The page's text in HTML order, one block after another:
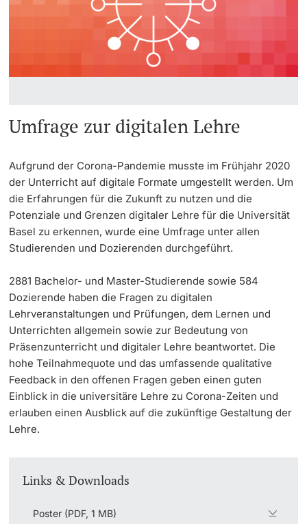
Doktorierende
weitere Informationen
Fördernde & Alumni
Dozierende
weitere Informationen
Informationstechnologie (IVIT)
Vizerektorat Forschung
Vizerektorat Lehre
Umfrage Digitales Frühjahrssemester 2020
Direktion Finanzen
Fakultäten & Departemente
Universität & Gesellschaft
Jobs & Karriere
Immobilien & Bauprojekte
Rechtserlasse
Merchandise
KI-Initiative
Notfall & Beratung
Kontakt & Anfahrt
Umfrage zur digitalen Lehre
Aufgrund der Corona-Pandemie musste im Frühjahr 2020
der Unterricht auf digitale Formate umgestellt werden. Um
die Erfahrungen für die Zukunft zu nutzen und die
Potenziale und Grenzen digitaler Lehre für die Universität
Basel zu erkennen, wurde eine Umfrage unter allen
Studierenden und Dozierenden durchgeführt.
2881 Bachelor- und Master-Studierende sowie 584
Dozierende haben die Fragen zu digitalen
Lehrveranstaltungen und Prüfungen, dem Lernen und
Unterrichten allgemein sowie zur Bedeutung von
Präsenzunterricht und digitaler Lehre beantwortet. Die
hohe Teilnahmequote und das umfassende qualitative
Feedback in den offenen Fragen geben einen guten
Einblick in die universitäre Lehre zu Corona-Zeiten und
erlauben einen Ausblick auf die zukünftige Gestaltung der
Lehre.
Links & Downloads
Poster (PDF, 1 MB)